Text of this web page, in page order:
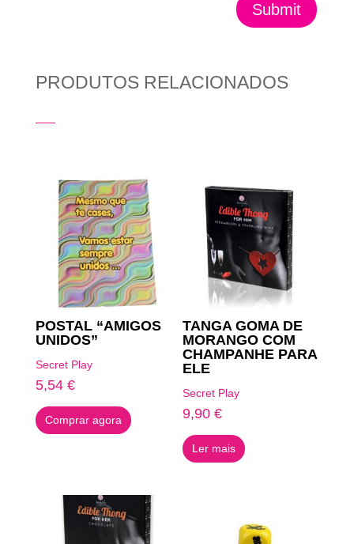
Submit
PRODUTOS RELACIONADOS
POSTAL “AMIGOS
UNIDOS”
Secret Play
5,54 €
Comprar agora
TANGA GOMA DE
MORANGO COM
CHAMPANHE PARA
ELE
Secret Play
9,90€
Ler mais